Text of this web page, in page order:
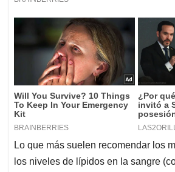
Lo que más suelen recomendar los
los niveles de lípidos en la sangre